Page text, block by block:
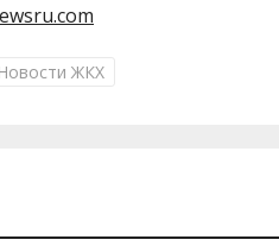
Новости ЖКХ